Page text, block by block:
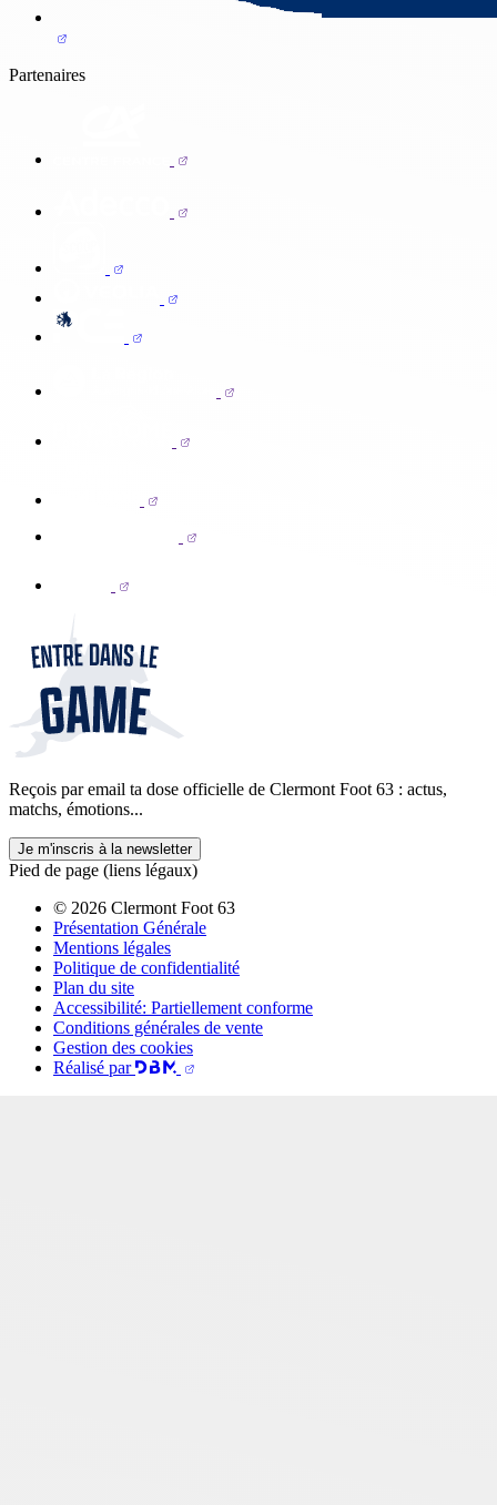
Partenaires
Reçois par email ta dose officielle de Clermont Foot 63 : actus,
matchs, émotions...
Je m'inscris à la newsletter
Pied de page (liens légaux)
© 2026 Clermont Foot 63
Présentation Générale
Mentions légales
Politique de confidentialité
Plan du site
Accessibilité: Partiellement conforme
Conditions générales de vente
Gestion des cookies
Réalisé par